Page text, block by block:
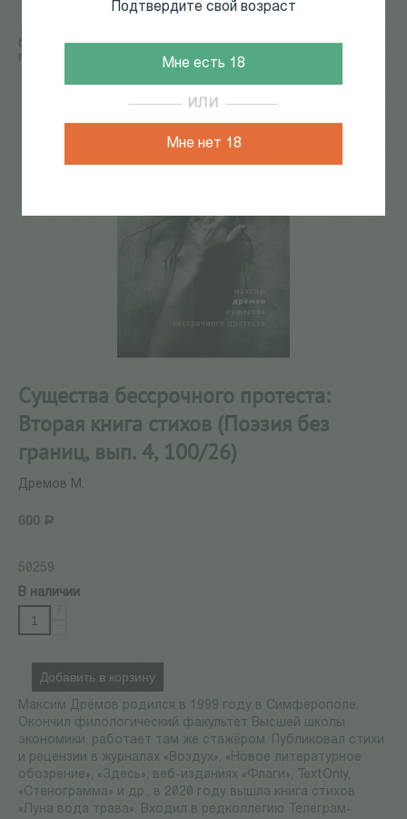
Подтвердите свой возраст
Мне есть 18
ИЛИ
Мне нет 18
бессрочного протеста: Вторая книга стихов (Поэзия без
границ, вып. 4, 100/26)
486 из 549
Существа бессрочного протеста:
Вторая книга стихов (Поэзия без
границ, вып. 4, 100/26)
Дремов М.
600 Р
50259
В наличии
Добавить в корзину
Максим Дрёмов родился в 1999 году в Симферополе.
Окончил филологический факультет Высшей школы
экономики, работает там же стажёром. Публиковал стихи
и рецензии в журналах «Воздух», «Новое литературное
обозрение», «Здесь», веб-изданиях «Флаги», TextOnly,
«Стенограмма» и др., в 2020 году вышла книга стихов
«Луна вода трава». Входил в редколлегию Телеграм-